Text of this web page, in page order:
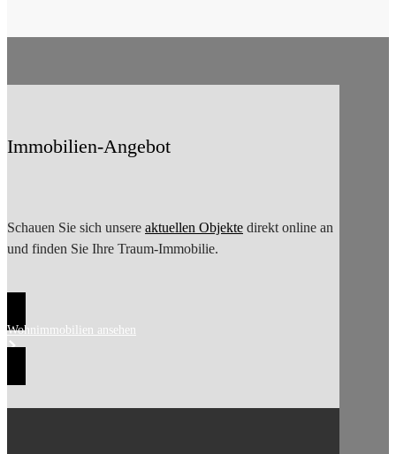
Immobilien-Angebot
Schauen Sie sich unsere aktuellen Objekte direkt online an
und finden Sie Ihre Traum-Immobilie.
Wohnimmobilien ansehen